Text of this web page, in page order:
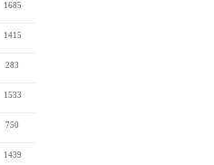
1685
1415
283
1533
750
1439